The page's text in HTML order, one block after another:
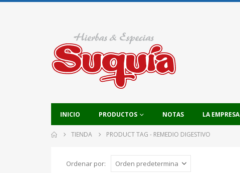
INICIO PRODUCTOS NOTAS LA EMPRESA
TIENDA PRODUCT TAG - REMEDIO DIGESTIVO
Ordenar por: